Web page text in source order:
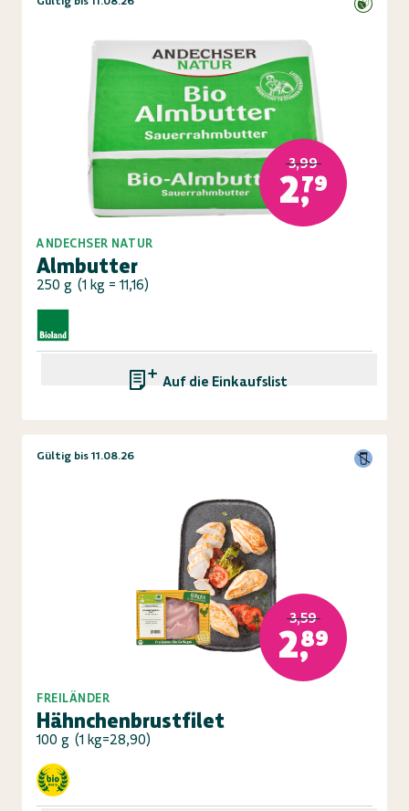
3,99
2,79
ANDECHSER NATUR
Almbutter
250 g (1 kg = 11,16)
Auf die Einkaufsliste
Gültig bis 11.08.26
3,59
2,89
FREILÄNDER
Hähnchenbrustfilet
100 g (1 kg=28,90)